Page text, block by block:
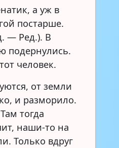
а уж в
постарше.
— Ред.). В
подернулись.
человек.
от земли
и разморило.
тогда
наши-то на
Только вдруг